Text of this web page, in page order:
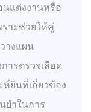
นแต่งงานหรือ
าะช่วยให้คู่
างแผน
ารตรวจเลือด
ห์ยีนที่เกี่ยวข้อง
ยำในการ